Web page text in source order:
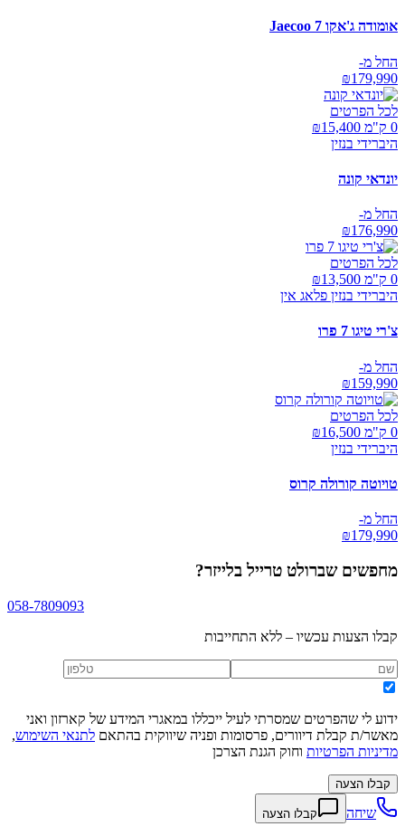
אומודה ג'אקו Jaecoo 7
החל מ-
₪179,990
לכל הפרטים
0 ק"מ ₪
15,400
היברידי בנזין
יונדאי קונה
החל מ-
₪176,990
לכל הפרטים
0 ק"מ ₪
13,500
היברידי בנזין פלאג אין
צ'רי טיגו 7 פרו
החל מ-
₪159,990
לכל הפרטים
0 ק"מ ₪
16,500
היברידי בנזין
טויוטה קורולה קרוס
החל מ-
₪179,990
מחפשיםשברולט טרייל בלייזר?
058-7809093
קבלו הצעות עכשיו – ללא התחייבות
ידוע לי שהפרטים שמסרתי לעיל ייכללו במאגרי המידע של קארזון ואני
מאשר/ת קבלת דיוורים, פרסומות ופניה שיווקית בהתאם לתנאי השימוש,
מדיניות הפרטיות וחוק הגנת הצרכן
קבלו הצעה
שיחה קבלו הצעה